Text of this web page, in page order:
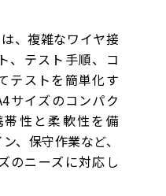
、複雑なワイヤ接
、テスト手順、コ
テストを簡単化す
サイズのコンパク
帯性と柔軟性を備
、保守作業など、
のニーズに対応し